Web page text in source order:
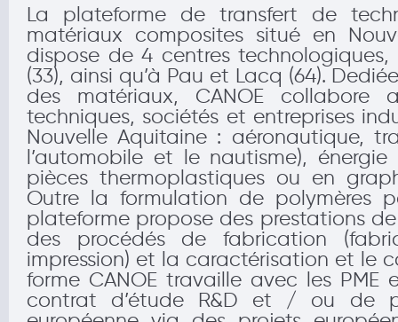
La plateforme de transfert de
matériaux composites situé en
dispose de 4 centres
(33), ainsi qu’à Pau et Lacq (64).
des matériaux, CANOE collabore
techniques, sociétés et entreprises
Nouvelle Aquitaine : aéronautique,
l’automobile et le nautisme),
pièces thermoplastiques ou en
Outre la formulation de polymères
plateforme propose des prestations
des procédés de fabrication
impression) et la caractérisation et le
forme CANOE travaille avec les
contrat d’étude R&D et / ou de